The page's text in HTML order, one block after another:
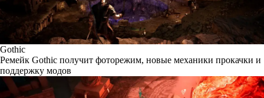
Gothic
Ремейк Gothic получит фоторежим, новые механики прокачки и
поддержку модов